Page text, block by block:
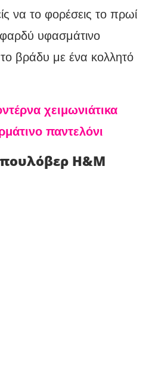
να το φορέσεις το πρωί
υφασμάτινο
το βράδυ με ένα κολλητό
χειμωνιάτικα
παντελόνι
H&M